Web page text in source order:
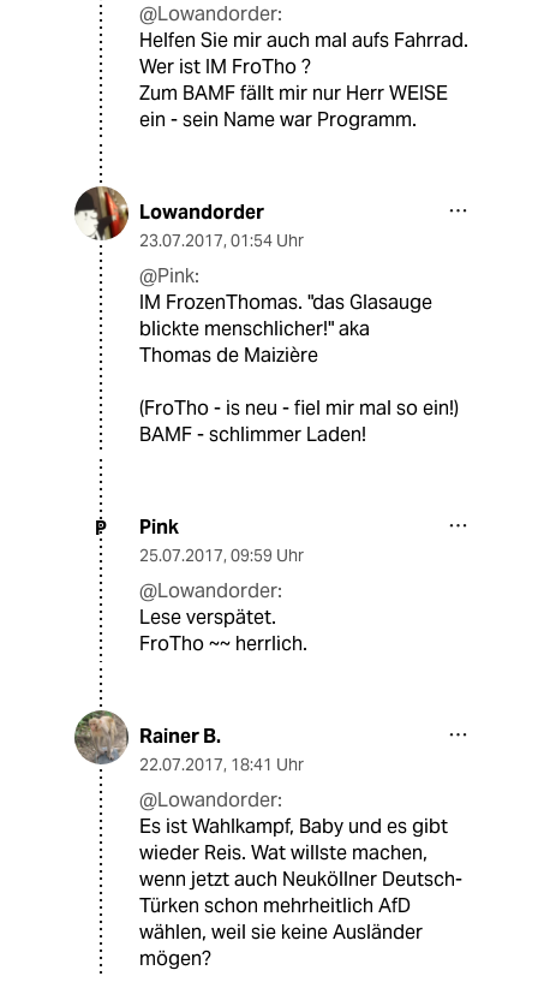
@Lowandorder:
Helfen Sie mir auch mal aufs Fahrrad.
Wer ist IM FroTho ?
Zum BAMF fällt mir nur Herr WEISE
ein - sein Name war Programm.
Lowandorder
23.07.2017, 01:54 Uhr
@Pink:
IM FrozenThomas. "das Glasauge
blickte menschlicher!" aka
Thomas de Maizière
(FroTho - is neu - fiel mir mal so ein!)
BAMF - schlimmer Laden!
P Pink
25.07.2017, 09:59 Uhr
@Lowandorder:
Lese verspätet.
FroTho ~~ herrlich.
Rainer B.
22.07.2017, 18:41 Uhr
@Lowandorder:
Es ist Wahlkampf, Baby und es gibt
wieder Reis. Wat willste machen,
wenn jetzt auch Neuköllner Deutsch-
Türken schon mehrheitlich AfD
wählen, weil sie keine Ausländer
mögen?